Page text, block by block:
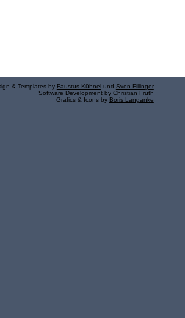
& Templates by Faustus Kühnel und Sven Fillinger
Software Development by Christian Fruth
Grafics & Icons by Boris Langanke